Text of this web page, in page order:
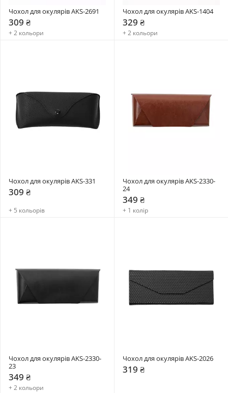
Чохол для окулярів AKS-2691
309 ₴
+ 2 кольори
Чохол для окулярів AKS-1404
329 ₴
+ 2 кольори
Чохол для окулярів AKS-331
309 ₴
+ 5 кольорів
Чохол для окулярів AKS-2330-
24
349 ₴
+ 1 колір
Чохол для окулярів AKS-2330-
23
349 ₴
+ 2 кольори
Чохол для окулярів AKS-2026
319 ₴